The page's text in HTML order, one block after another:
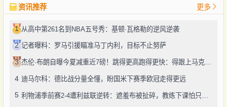
资讯推荐 更多
1 从高中第261名到NBA五号秀：基顿·瓦格勒的逆风逆袭
2 记者曝料：罗马引援瞄准马丁内利，目标不止努萨
3 杰伦·布朗自曝今夏减重近7磅！跳得更高跑得更快：得跟上马克西、勒布朗的节奏
4 迪马尔科：德比战分量全懂，盼国米下赛季欧冠走得更远
5